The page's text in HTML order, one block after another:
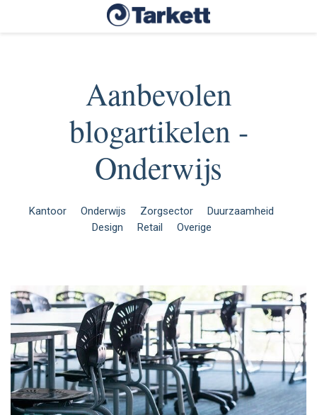
Aanbevolen
blogartikelen -
Onderwijs
Kantoor Onderwijs Zorgsector
Duurzaamheid
Design
Retail Overige